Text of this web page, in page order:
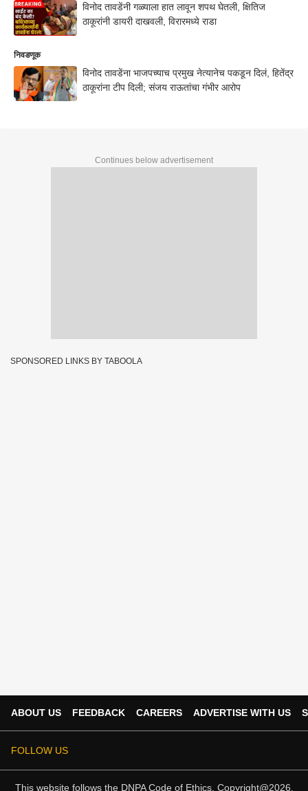
विनोद तावडेंनी गळ्याला हात लावून शपथ घेतली, क्षितिज
ठाकूरांनी डायरी दाखवली, विरारमध्ये राडा
निवडणूक
विनोद तावडेंना भाजपच्याच प्रमुख नेत्यानेच पकडून दिलं, हितेंद्र
ठाकूरांना टीप दिली; संजय राऊतांचा गंभीर आरोप
Continues below advertisement
SPONSORED LINKS BY TABOOLA
ABOUT US FEEDBACK CAREERS ADVERTISE WITH US
FOLLOW US
This website follows the DNPA Code of Ethics. Copyright@2026.